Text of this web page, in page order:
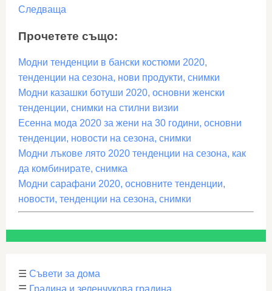
Следваща
Прочетете също:
Модни тенденции в бански костюми 2020,
тенденции на сезона, нови продукти, снимки
Модни казашки ботуши 2020, основни женски
тенденции, снимки на стилни визии
Есенна мода 2020 за жени на 30 години, основни
тенденции, новости на сезона, снимки
Модни лъкове лято 2020 тенденции на сезона, как
да комбинирате, снимка
Модни сарафани 2020, основните тенденции,
новости, тенденции на сезона, снимки
☰ Съвети за дома